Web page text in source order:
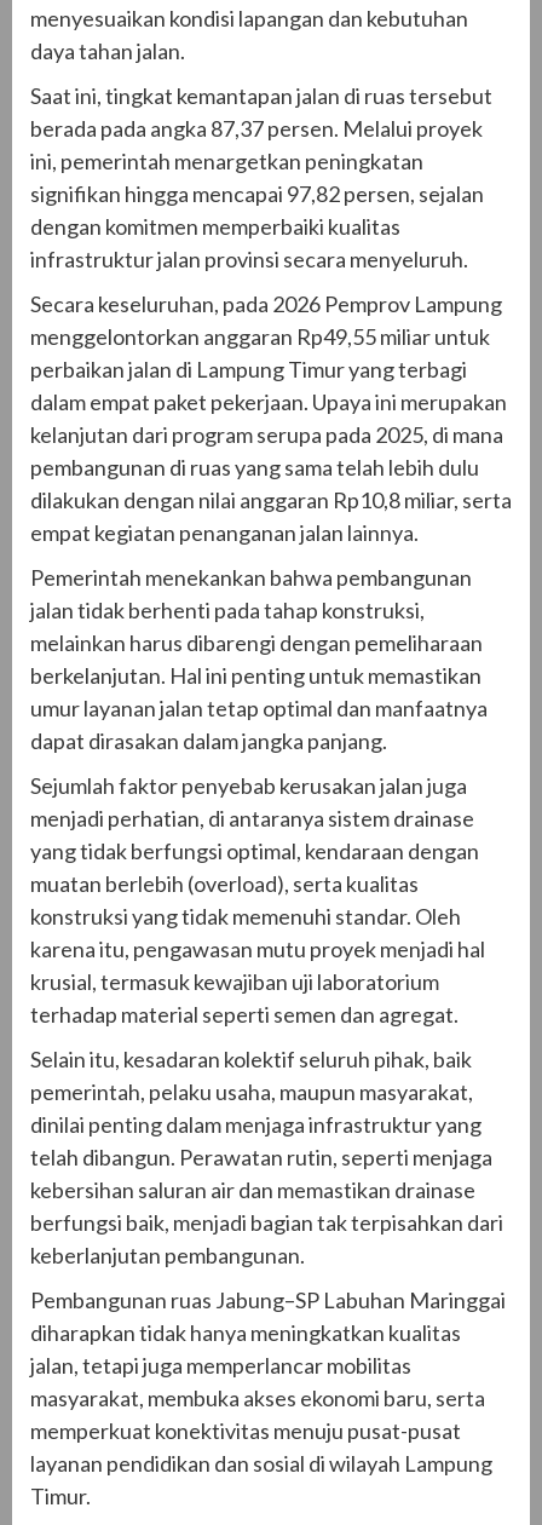
menyesuaikan kondisi lapangan dan kebutuhan
daya tahan jalan.
Saat ini, tingkat kemantapan jalan di ruas tersebut
berada pada angka 87,37 persen. Melalui proyek
ini, pemerintah menargetkan peningkatan
signifikan hingga mencapai 97,82 persen, sejalan
dengan komitmen memperbaiki kualitas
infrastruktur jalan provinsi secara menyeluruh.
Secara keseluruhan, pada 2026 Pemprov Lampung
menggelontorkan anggaran Rp49,55 miliar untuk
perbaikan jalan di Lampung Timur yang terbagi
dalam empat paket pekerjaan. Upaya ini merupakan
kelanjutan dari program serupa pada 2025, di mana
pembangunan di ruas yang sama telah lebih dulu
dilakukan dengan nilai anggaran Rp10,8 miliar, serta
empat kegiatan penanganan jalan lainnya.
Pemerintah menekankan bahwa pembangunan
jalan tidak berhenti pada tahap konstruksi,
melainkan harus dibarengi dengan pemeliharaan
berkelanjutan. Hal ini penting untuk memastikan
umur layanan jalan tetap optimal dan manfaatnya
dapat dirasakan dalam jangka panjang.
Sejumlah faktor penyebab kerusakan jalan juga
menjadi perhatian, di antaranya sistem drainase
yang tidak berfungsi optimal, kendaraan dengan
muatan berlebih (overload), serta kualitas
konstruksi yang tidak memenuhi standar. Oleh
karena itu, pengawasan mutu proyek menjadi hal
krusial, termasuk kewajiban uji laboratorium
terhadap material seperti semen dan agregat.
Selain itu, kesadaran kolektif seluruh pihak, baik
pemerintah, pelaku usaha, maupun masyarakat,
dinilai penting dalam menjaga infrastruktur yang
telah dibangun. Perawatan rutin, seperti menjaga
kebersihan saluran air dan memastikan drainase
berfungsi baik, menjadi bagian tak terpisahkan dari
keberlanjutan pembangunan.
Pembangunan ruas Jabung–SP Labuhan Maringgai
diharapkan tidak hanya meningkatkan kualitas
jalan, tetapi juga memperlancar mobilitas
masyarakat, membuka akses ekonomi baru, serta
memperkuat konektivitas menuju pusat-pusat
layanan pendidikan dan sosial di wilayah Lampung
Timur.